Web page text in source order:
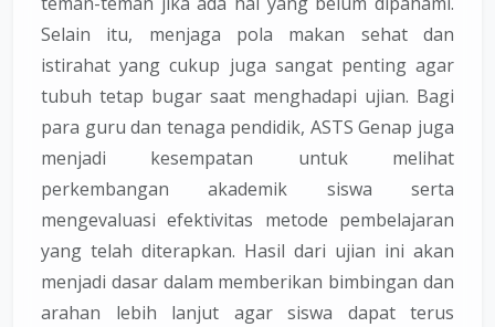
Selain itu, menjaga pola makan sehat dan
istirahat yang cukup juga sangat penting agar
tubuh tetap bugar saat menghadapi ujian. Bagi
para guru dan tenaga pendidik, ASTS Genap juga
menjadi kesempatan untuk melihat
perkembangan akademik siswa serta
mengevaluasi efektivitas metode pembelajaran
yang telah diterapkan. Hasil dari ujian ini akan
menjadi dasar dalam memberikan bimbingan dan
arahan lebih lanjut agar siswa dapat terus